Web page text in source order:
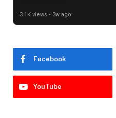
3.1K views • 3w ago
Facebook
YouTube